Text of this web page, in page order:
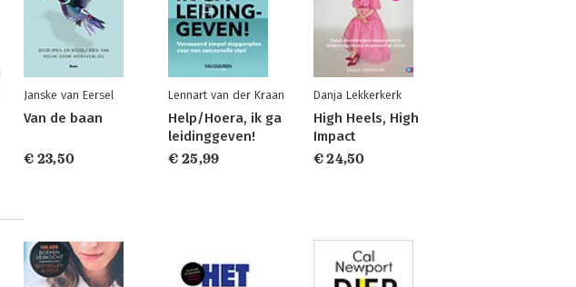
Janske van Eersel
Van de baan
€ 23,50
Lennart van der Kraan
Help/Hoera, ik ga
leidinggeven!
€ 25,99
Danja Lekkerkerk
High Heels, High
Impact
€ 24,50